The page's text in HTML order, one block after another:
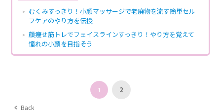
むくみすっきり！小顔マッサージで老廃物を流す簡単セル
フケアのやり方を伝授
顔痩せ筋トレでフェイスラインすっきり！やり方を覚えて
憧れの小顔を目指そう
Back
1 2